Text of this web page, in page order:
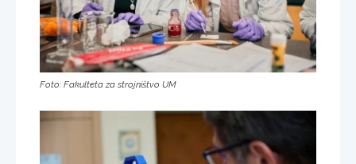
Foto: Fakulteta za strojništvo UM